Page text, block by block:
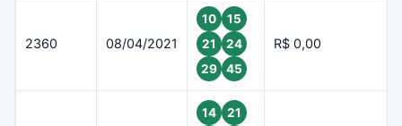
2360 08/04/2021
10
15
21
24
29
45
R$ 0,00
14
21